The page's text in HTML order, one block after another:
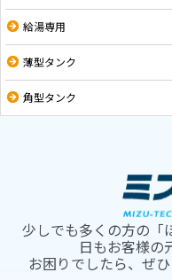
給湯専用
薄型タンク
角型タンク
少しでも多くの方の「
日もお客様の
お困りでしたら、ぜ